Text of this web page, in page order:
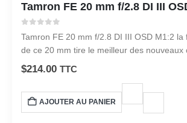
Tamron FE 20 mm f/2.8 DI III
Tamron FE 20 mm f/2.8 DI III OSD M1:2 la
de ce 20 mm tire le meilleur des nouveaux
$214.00 TTC
AJOUTER AU PANIER